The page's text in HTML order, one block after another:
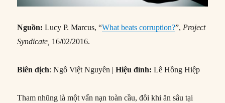
Nguồn: Lucy P. Marcus, “What beats corruption?”, Project
Syndicate, 16/02/2016.
Biên dịch: Ngô Việt Nguyên |Hiệu đính:Lê Hồng Hiệp
Tham nhũng là một vấn nạn toàn cầu, đôi khi ăn sâu tại